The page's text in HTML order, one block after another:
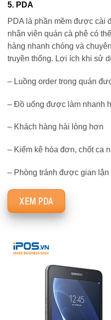
5. PDA
PDA là phần mềm được cài
nhân viên quán cà phê có
hàng nhanh chóng và
truyền thống. Lợi ích khi sử
– Luồng order trong quán
– Đồ uống được làm nhanh
– Khách hàng hài lòng hơn
– Kiểm kê hóa đơn, chốt ca
– Phòng tránh được gian lận
XEM PDA